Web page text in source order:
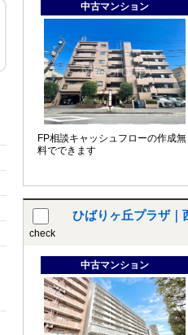
中古マンション
FP相談キャッシュフローの作成無
料でできます
check
ひばりヶ丘プラザ｜
中古マンション